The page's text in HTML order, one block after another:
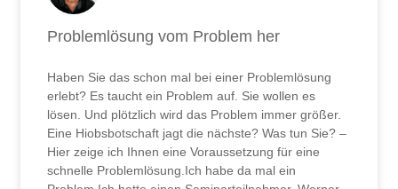
Problemlösung vom Problem her
Haben Sie das schon mal bei einer Problemlösung
erlebt? Es taucht ein Problem auf. Sie wollen es
lösen. Und plötzlich wird das Problem immer größer.
Eine Hiobsbotschaft jagt die nächste? Was tun Sie? –
Hier zeige ich Ihnen eine Voraussetzung für eine
schnelle Problemlösung.Ich habe da mal ein